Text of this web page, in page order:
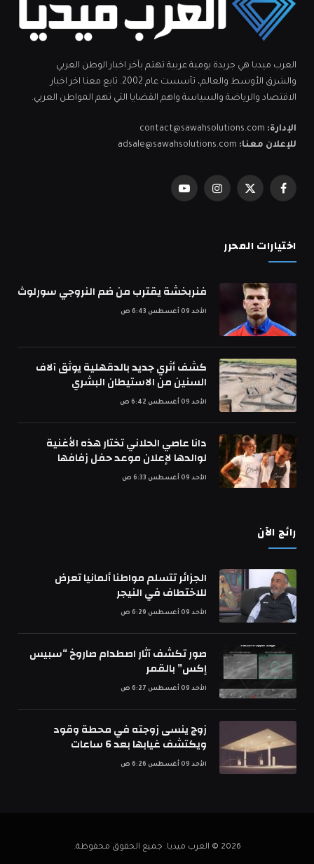
العرب ميديا هي جريدة يومية عربية تهتم بآخر اخبار الوطن العربي
والشرق الأوسط والعالم، تأسست عام 2002. تابع معنا اخر اخبار
الاقتصاد والرياضة والسياسة واهم القضايا التي تهم المواطن العربي.
الإدارة: contact@sawahsolutions.com
للإعلان معنا: adsale@sawahsolutions.com
فيسبوكX
الانستغراميوتيوب
اختيارات المحرر
فنربخشة يقترب من ضم النروجي سورلوث
الأحد 09 أغسطس 6:43 ص
كشف أثري جديد بالدقهلية يوثق آلاف
السنين من الاستيطان البشري
الأحد 09 أغسطس 6:42 ص
دانا عاصي الحلاني تختار هذه الأغنية
لوالدها لإعلان موعد حفل زفافها
الأحد 09 أغسطس 6:33 ص
رائج الآن
الجزائر تتسلم مواطنا ألمانيا تعرض
للاختطاف في النيجر
الأحد 09 أغسطس 6:29 ص
صور تكشف آثار اصطدام صاروخ “سبيس
إكس” بالقمر
الأحد 09 أغسطس 6:27 ص
زوج ينسى زوجته في محطة وقود
ويكتشف غيابها بعد 6 ساعات
الأحد 09 أغسطس 6:26 ص
2026 © العرب ميديا. جميع الحقوق محفوظة.